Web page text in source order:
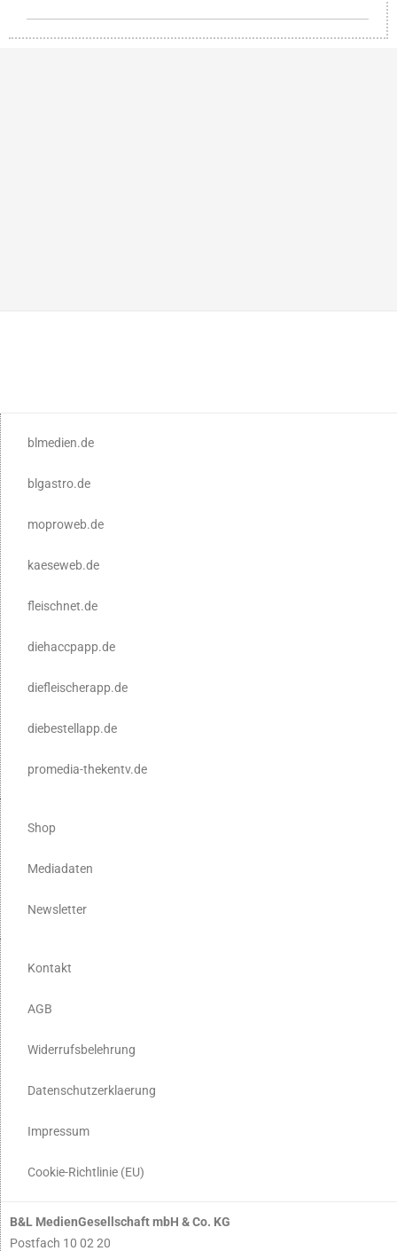
blmedien.de
blgastro.de
moproweb.de
kaeseweb.de
fleischnet.de
diehaccpapp.de
diefleischerapp.de
diebestellapp.de
promedia-thekentv.de
Shop
Mediadaten
Newsletter
Kontakt
AGB
Widerrufsbelehrung
Datenschutzerklaerung
Impressum
Cookie-Richtlinie (EU)
B&L MedienGesellschaft mbH & Co. KG
Postfach 10 02 20